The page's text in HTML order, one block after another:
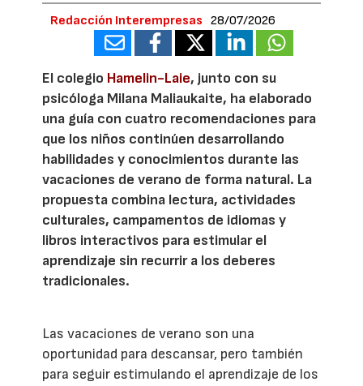
Redacción Interempresas 28/07/2026
El colegio Hamelin-Laie, junto con su
psicóloga Milana Maliaukaite, ha elaborado
una guía con cuatro recomendaciones para
que los niños continúen desarrollando
habilidades y conocimientos durante las
vacaciones de verano de forma natural. La
propuesta combina lectura, actividades
culturales, campamentos de idiomas y
libros interactivos para estimular el
aprendizaje sin recurrir a los deberes
tradicionales.
Las vacaciones de verano son una
oportunidad para descansar, pero también
para seguir estimulando el aprendizaje de los